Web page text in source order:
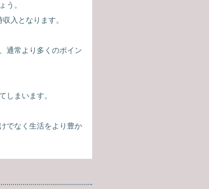
う。
入となります。
通常より多くのポイン
しまいます。
でなく生活をより豊か